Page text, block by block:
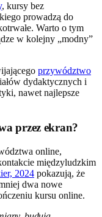
, kursy bez
prowadzą do
Warto o tym
w kolejny „modny”
przywództwo
dydaktycznych i
nawet najlepsze
przez ekran?
online,
międzyludzkim
2024 pokazują, że
dwa nowe
kursu online.